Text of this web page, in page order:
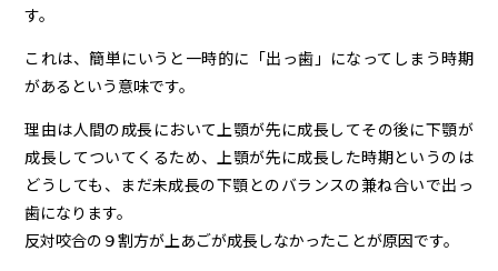
す。
これは、簡単にいうと一時的に「出っ歯」になってしまう時期
があるという意味です。
理由は人間の成長において上顎が先に成長してその後に下顎が
成長してついてくるため、上顎が先に成長した時期というのは
どうしても、まだ未成長の下顎とのバランスの兼ね合いで出っ
歯になります。
反対咬合の９割方が上あごが成長しなかったことが原因です。